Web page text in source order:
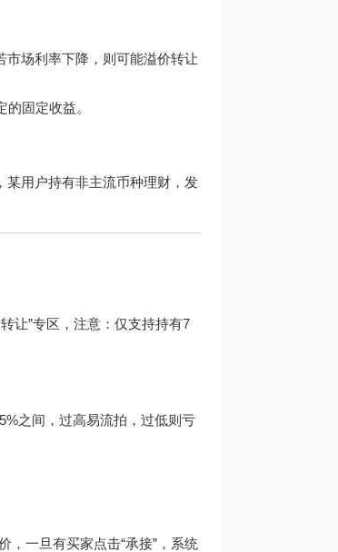
市场利率下降，则可能溢价转让
固定收益。
某用户持有非主流币种理财，发
让”专区，注意：仅支持持有7
之间，过高易流拍，过低则亏
，一旦有买家点击“承接”，系统